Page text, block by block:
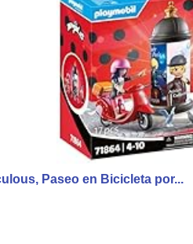
Paseo en Bicicleta por...